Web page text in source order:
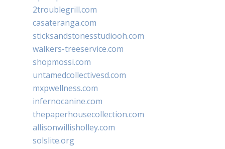
2troublegrill.com
casateranga.com
sticksandstonesstudiooh.com
walkers-treeservice.com
shopmossi.com
untamedcollectivesd.com
mxpwellness.com
infernocanine.com
thepaperhousecollection.com
allisonwillisholley.com
solslite.org